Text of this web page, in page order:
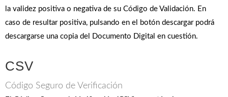
la validez positiva o negativa de su Código de Validación. En
caso de resultar positiva, pulsando en el botón descargar podrá
descargarse una copia del Documento Digital en cuestión.
CSV
Código Seguro de Verificación